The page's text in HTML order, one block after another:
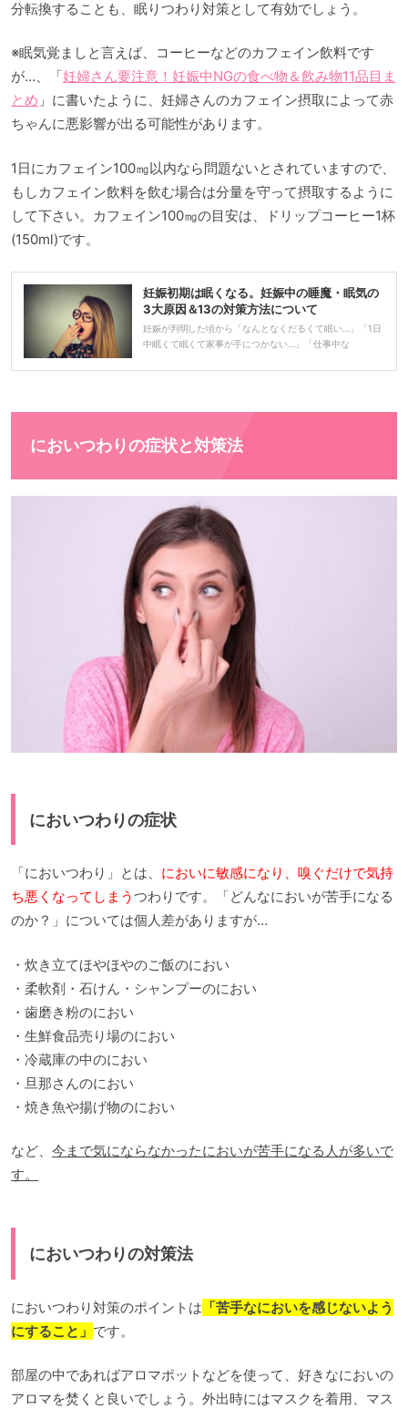
分転換することも、眠りつわり対策として有効でしょう。
※眠気覚ましと言えば、コーヒーなどのカフェイン飲料です
が…、「妊婦さん要注意！妊娠中NGの食べ物＆飲み物11品目ま
とめ 」に書いたように、妊婦さんのカフェイン摂取によって赤
ちゃんに悪影響が出る可能性があります。
1日にカフェイン100㎎以内なら問題ないとされていますので、
もしカフェイン飲料を飲む場合は分量を守って摂取するように
して下さい。カフェイン100㎎の目安は、ドリップコーヒー1杯
(150ml)です。
妊娠初期は眠くなる。妊娠中の睡魔・眠気の
3大原因＆13の対策方法について
妊娠が判明した頃から「なんとなくだるくて眠い…」「1日
中眠くて眠くて家事が手につかない…」「仕事中な
においつわりの症状と対策法
においつわりの症状
「においつわり」とは、 においに敏感になり、嗅ぐだけで気持
ち悪くなってしまう つわりです。「どんなにおいが苦手になる
のか？」については個人差がありますが…
・炊き立てほやほやのご飯のにおい
・柔軟剤・石けん・シャンプーのにおい
・歯磨き粉のにおい
・生鮮食品売り場のにおい
・冷蔵庫の中のにおい
・旦那さんのにおい
・焼き魚や揚げ物のにおい
など、 今まで気にならなかったにおいが苦手になる人が多いで
す。
においつわりの対策法
においつわり対策のポイントは 「苦手なにおいを感じないよう
にすること」 です。
部屋の中であればアロマポットなどを使って、好きなにおいの
アロマを焚くと良いでしょう。外出時にはマスクを着用、マス